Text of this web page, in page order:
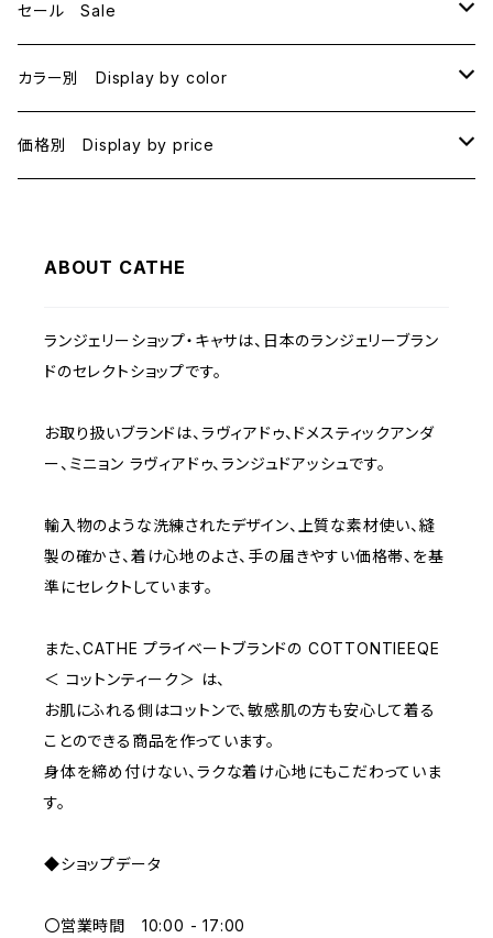
セール Sale
B70
B75
C70
C75
E70
カラー別 Display by color
BLACK
BEIGE
NAVY
YELLOW
PURPLE
BLUE
ORANGE
価格別 Display by price
1000~
2000~
5000~
ABOUT CATHE
ランジェリーショップ・キャサは、日本のランジェリーブラン
ドのセレクトショップです。
お取り扱いブランドは、ラヴィアドゥ、ドメスティックアンダ
ー、ミニョン ラヴィアドゥ、ランジュドアッシュです。
輸入物のような洗練されたデザイン、上質な素材使い、縫
製の確かさ、着け心地のよさ、手の届きやすい価格帯、を基
準にセレクトしています。
また、CATHE プライベートブランドの COTTONTIEEQE
＜ コットンティーク＞ は、
お肌にふれる側はコットンで、敏感肌の方も安心して着る
ことのできる商品を作っています。
身体を締め付けない、ラクな着け心地にもこだわっていま
す。
◆ショップデータ
〇営業時間 10:00 - 17:00